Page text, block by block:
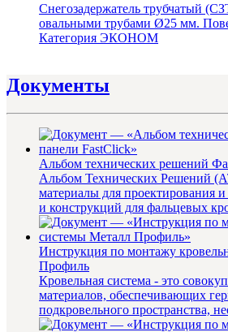
Снегозадержатель трубчатый
овальными трубами Ø25 мм.
Категория ЭКОНОМ
Документы
Альбом технических решений
Альбом Технических Решений
материалы для проектирования
и конструкций для фальцевых
Содержание: 1. ...
Инструкция по монтажу
Профиль
Кровельная система - это
материалов, обеспечивающих
подкровельного пространства,
теплотехнические